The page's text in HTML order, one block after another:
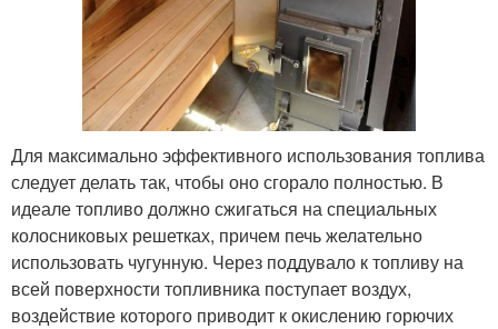
Для максимально эффективного использования топлива
следует делать так, чтобы оно сгорало полностью. В
идеале топливо должно сжигаться на специальных
колосниковых решетках, причем печь желательно
использовать чугунную. Через поддувало к топливу на
всей поверхности топливника поступает воздух,
воздействие которого приводит к окислению горючих